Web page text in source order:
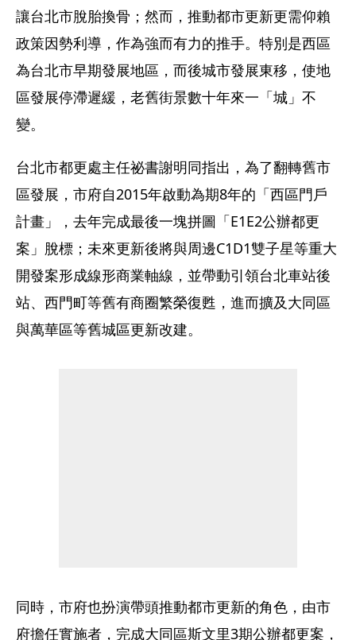
讓台北市脫胎換骨；然而，推動都市更新更需仰賴
政策因勢利導，作為強而有力的推手。特別是西區
為台北市早期發展地區，而後城市發展東移，使地
區發展停滯遲緩，老舊街景數十年來一「城」不
變。
台北市都更處主任祕書謝明同指出，為了翻轉舊市
區發展，市府自2015年啟動為期8年的「西區門戶
計畫」，去年完成最後一塊拼圖「E1E2公辦都更
案」脫標；未來更新後將與周邊C1D1雙子星等重大
開發案形成線形商業軸線，並帶動引領台北車站後
站、西門町等舊有商圈繁榮復甦，進而擴及大同區
與萬華區等舊城區更新改建。
同時，市府也扮演帶頭推動都市更新的角色，由市
府擔任實施者，完成大同區斯文里3期公辦都更案，